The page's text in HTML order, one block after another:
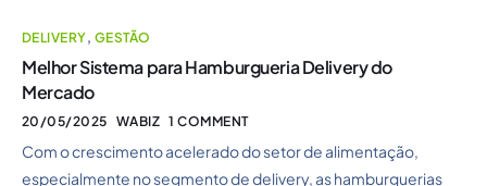
DELIVERY, GESTÃO
Melhor Sistema para Hamburgueria Delivery do
Mercado
20/05/2025 WABIZ 1 COMMENT
Com o crescimento acelerado do setor de alimentação,
especialmente no segmento de delivery, as hamburguerias